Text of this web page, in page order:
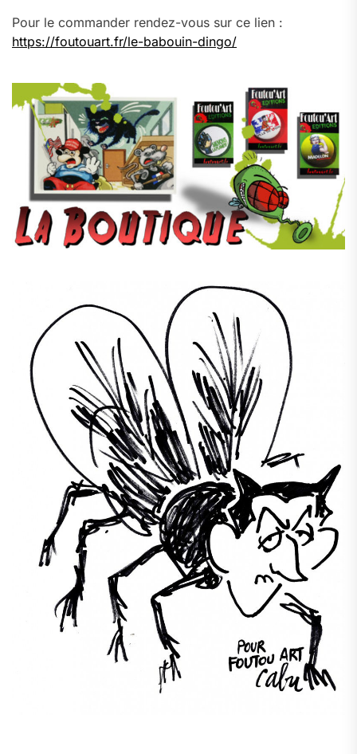
Pour le commander rendez-vous sur ce lien :
https://foutouart.fr/le-babouin-dingo/